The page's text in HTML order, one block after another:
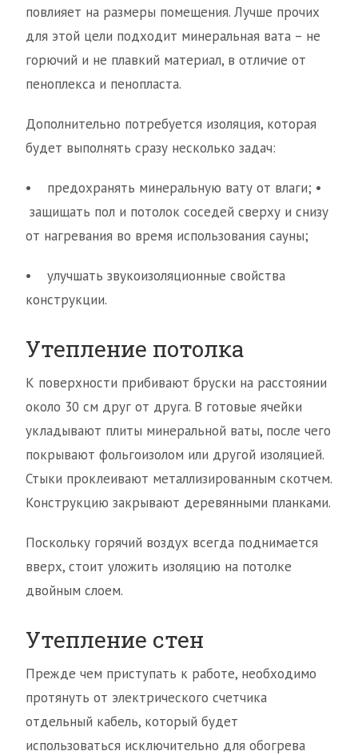
повлияет на размеры помещения. Лучше прочих
для этой цели подходит минеральная вата – не
горючий и не плавкий материал, в отличие от
пеноплекса и пенопласта.
Дополнительно потребуется изоляция, которая
будет выполнять сразу несколько задач:
• предохранять минеральную вату от влаги; •
защищать пол и потолок соседей сверху и снизу
от нагревания во время использования сауны;
• улучшать звукоизоляционные свойства
конструкции.
Утепление потолка
К поверхности прибивают бруски на расстоянии
около 30 см друг от друга. В готовые ячейки
укладывают плиты минеральной ваты, после чего
покрывают фольгоизолом или другой изоляцией.
Стыки проклеивают металлизированным скотчем.
Конструкцию закрывают деревянными планками.
Поскольку горячий воздух всегда поднимается
вверх, стоит уложить изоляцию на потолке
двойным слоем.
Утепление стен
Прежде чем приступать к работе, необходимо
протянуть от электрического счетчика
отдельный кабель, который будет
использоваться исключительно для обогрева